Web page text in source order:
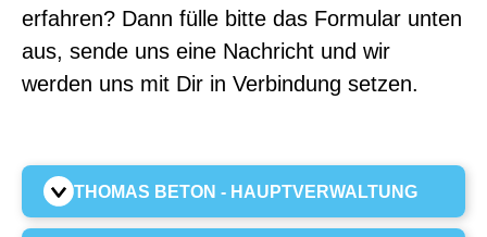
erfahren? Dann fülle bitte das Formular unten
aus, sende uns eine Nachricht und wir
werden uns mit Dir in Verbindung setzen.
THOMAS BETON - HAUPTVERWALTUNG